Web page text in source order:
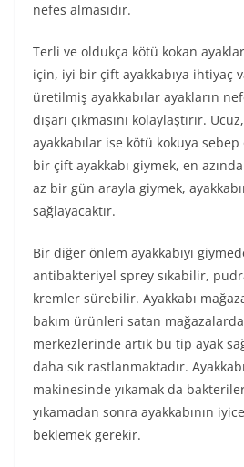
nefes almasıdır.
Terli ve oldukça kötü kokan
için, iyi bir çift ayakkabıya ihtiyaç
üretilmiş ayakkabılar ayakların
dışarı çıkmasını kolaylaştırır.
ayakkabılar ise kötü kokuya
bir çift ayakkabı giymek, en
az bir gün arayla giymek,
sağlayacaktır.
Bir diğer önlem ayakkabıyı
antibakteriyel sprey sıkabilir,
kremler sürebilir. Ayakkabı
bakım ürünleri satan
merkezlerinde artık bu tip ayak
daha sık rastlanmaktadır.
makinesinde yıkamak da
yıkamadan sonra ayakkabının
beklemek gerekir.